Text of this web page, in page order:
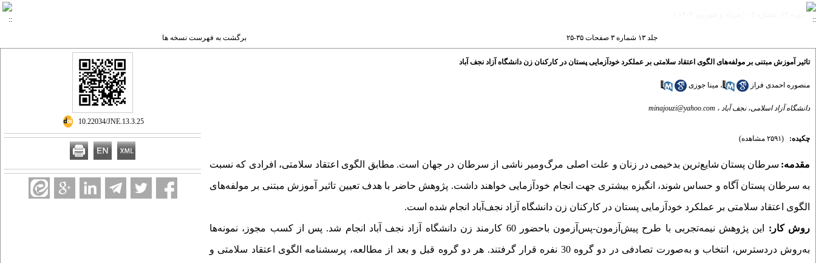
جلد ۱۳ شماره ۳ صفحات ۳۵-۲۵ برگشت به فهرست نسخه ها
تاثیر آموزش مبتنی بر مولفه‌های الگوی اعتقاد سلامتی بر عملکرد خودآزمایی پستان در کارکنان زن دانشگاه آزاد نجف آباد
منصوره احمدی فراز ، مینا جوزی
دانشگاه آزاد اسلامی، نجف آباد ، minajouzi@yahoo.com
چکیده: (۲۵۹۱ مشاهده)
مقدمه: سرطان پستان شایع‌ترین بدخیمی در زنان و علت اصلی مرگ‌و‌میر ناشی از سرطان در جهان است. مطابق الگوی اعتقاد سلامتی، افرادی که نسبت
به سرطان پستان آگاه و حساس شوند، انگیزه بیشتری جهت انجام خودآزمایی خواهند داشت. پژوهش حاضر با هدف تعیین تاثیر آموزش مبتنی بر مولفه‌های
الگوی اعتقاد سلامتی بر عملکرد خودآزمایی پستان در کارکنان زن دانشگاه آزاد نجف‌آباد انجام شده است.
روش کار: این پژوهش نیمه‌تجربی با طرح پیش‌آزمون-پس‌آزمون باحضور 60 کارمند زن دانشگاه آزاد نجف آباد انجام شد. پس از کسب مجوز، نمونه‌ها
به‌روش دردسترس، انتخاب و به‌صورت تصادفی در دو گروه 30 نفره قرار گرفتند. هر دو گروه قبل و بعد از مطالعه، پرسشنامه الگوی اعتقاد سلامتی و
‎ 10.22034/JNE.13.3.25